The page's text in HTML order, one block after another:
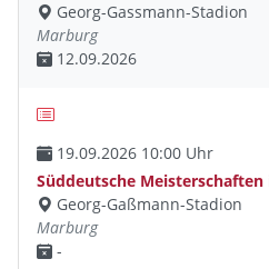
Georg-Gassmann-Stadion
Marburg
12.09.2026
19.09.2026 10:00 Uhr
Süddeutsche Meisterschaften
Georg-Gaßmann-Stadion
Marburg
-